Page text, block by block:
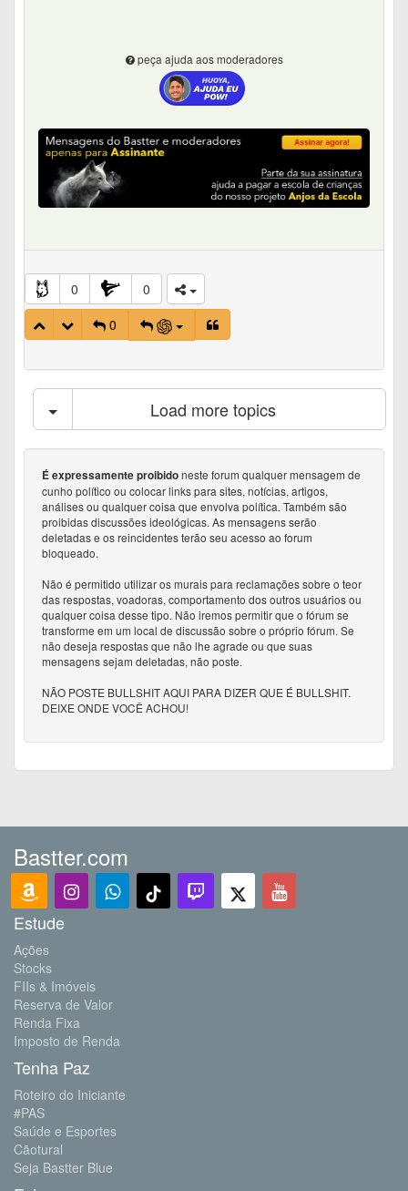
peça ajuda aos moderadores
0
0
0
Load more topics
É expressamente proibidoneste forum qualquer mensagem de
cunho político ou colocar links para sites, notícias, artigos,
análises ou qualquer coisa que envolva política. Também são
proibidas discussões ideológicas. As mensagens serão
deletadas e os reincidentes terão seu acesso ao forum
bloqueado.
Não é permitido utilizar os murais para reclamações sobre o teor
das respostas, voadoras, comportamento dos outros usuários ou
qualquer coisa desse tipo. Não iremos permitir que o fórum se
transforme em um local de discussão sobre o próprio fórum. Se
não deseja respostas que não lhe agrade ou que suas
mensagens sejam deletadas, não poste.
NÃO POSTE BULLSHIT AQUI PARA DIZER QUE É BULLSHIT.
DEIXE ONDE VOCÊ ACHOU!
Bastter.com
Estude
Ações
Stocks
FIIs & Imóveis
Reserva de Valor
Renda Fixa
Imposto de Renda
Tenha Paz
Roteiro do Iniciante
#PAS
Saúde e Esportes
Cãotural
Seja Bastter Blue